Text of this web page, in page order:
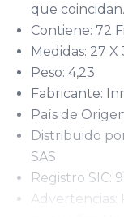
que coincidan.
Contiene: 72
Medidas: 27 X
Peso: 4,23
Fabricante:
País de
Distribuido
SAS
Registro SIC:
Advertencias: